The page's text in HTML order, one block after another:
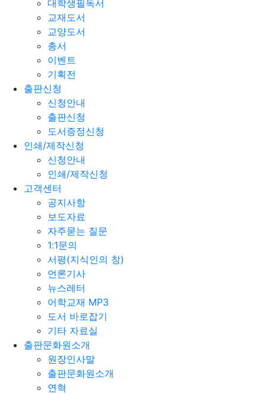
대학생필독서
교재도서
교양도서
총서
이벤트
기획전
출판신청
신청안내
출판신청
도서증정신청
인쇄/제작신청
신청안내
인쇄/제작신청
고객센터
공지사항
보도자료
자주묻는 질문
1:1문의
서평(지식인의 창)
언론기사
뉴스레터
어학교재 MP3
도서 바로잡기
기타 자료실
출판문화원소개
원장인사말
출판문화원소개
연혁